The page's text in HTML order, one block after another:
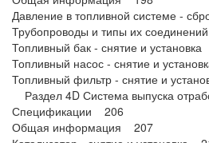
Давление в топливной системе -
Трубопроводы и типы их
Топливный бак - снятие и
Топливный насос - снятие и
Топливный фильтр - снятие и
Раздел 4D Система выпуска
Спецификации 206
Общая информация 207